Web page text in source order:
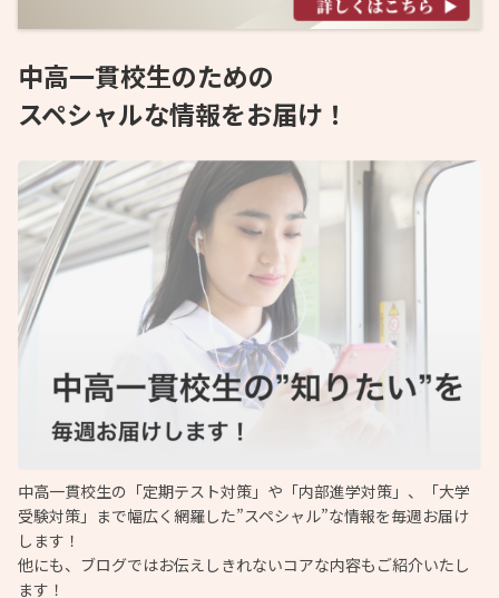
中高一貫校生のための
スペシャルな情報をお届け！
中高一貫校生の「定期テスト対策」や「内部進学対策」、「大学
受験対策」まで幅広く網羅した”スペシャル”な情報を毎週お届け
します！
他にも、ブログではお伝えしきれないコアな内容もご紹介いたし
ます！